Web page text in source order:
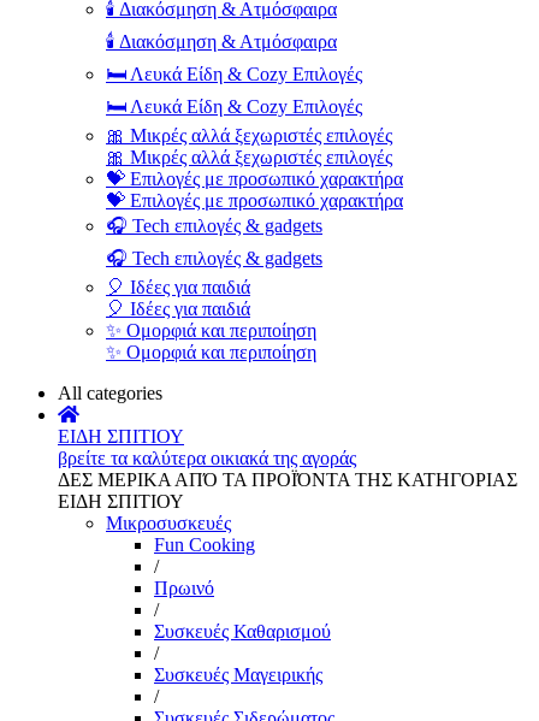
🕯️ Διακόσμηση & Ατμόσφαιρα
🕯️ Διακόσμηση & Ατμόσφαιρα
🛏️ Λευκά Είδη & Cozy Επιλογές
🛏️ Λευκά Είδη & Cozy Επιλογές
🎀 Μικρές αλλά ξεχωριστές επιλογές
🎀 Μικρές αλλά ξεχωριστές επιλογές
💝 Επιλογές με προσωπικό χαρακτήρα
💝 Επιλογές με προσωπικό χαρακτήρα
🎧 Tech επιλογές & gadgets
🎧 Tech επιλογές & gadgets
🎈 Ιδέες για παιδιά
🎈 Ιδέες για παιδιά
✨ Ομορφιά και περιποίηση
✨ Ομορφιά και περιποίηση
All categories
ΕΙΔΗ ΣΠΙΤΙΟΥ
βρείτε τα καλύτερα οικιακά της αγοράς
ΔΕΣ ΜΕΡΙΚΑ ΑΠΌ ΤΑ ΠΡΟΪΌΝΤΑ ΤΗΣ ΚΑΤΗΓΟΡΙΑΣ
ΕΙΔΗ ΣΠΙΤΙΟΥ
Μικροσυσκευές
Fun Cooking
/
Πρωινό
/
Συσκευές Καθαρισμού
/
Συσκευές Μαγειρικής
/